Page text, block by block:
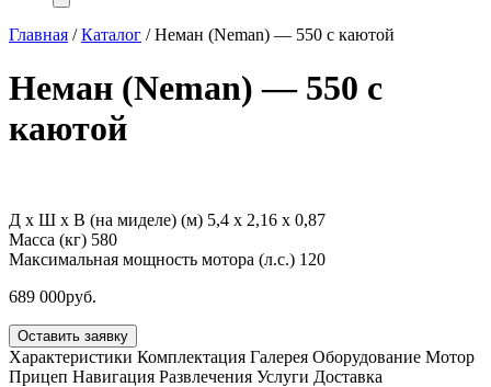
Главная /Каталог /Неман (Neman) — 550 с каютой
Неман (Neman) — 550 с
каютой
Д х Ш х В (на миделе) (м) 5,4 х 2,16 х 0,87
Масса (кг) 580
Максимальная мощность мотора (л.с.) 120
689 000руб.
Оставить заявку
Характеристики Комплектация Галерея Оборудование Мотор
Прицеп Навигация Развлечения Услуги Доставка